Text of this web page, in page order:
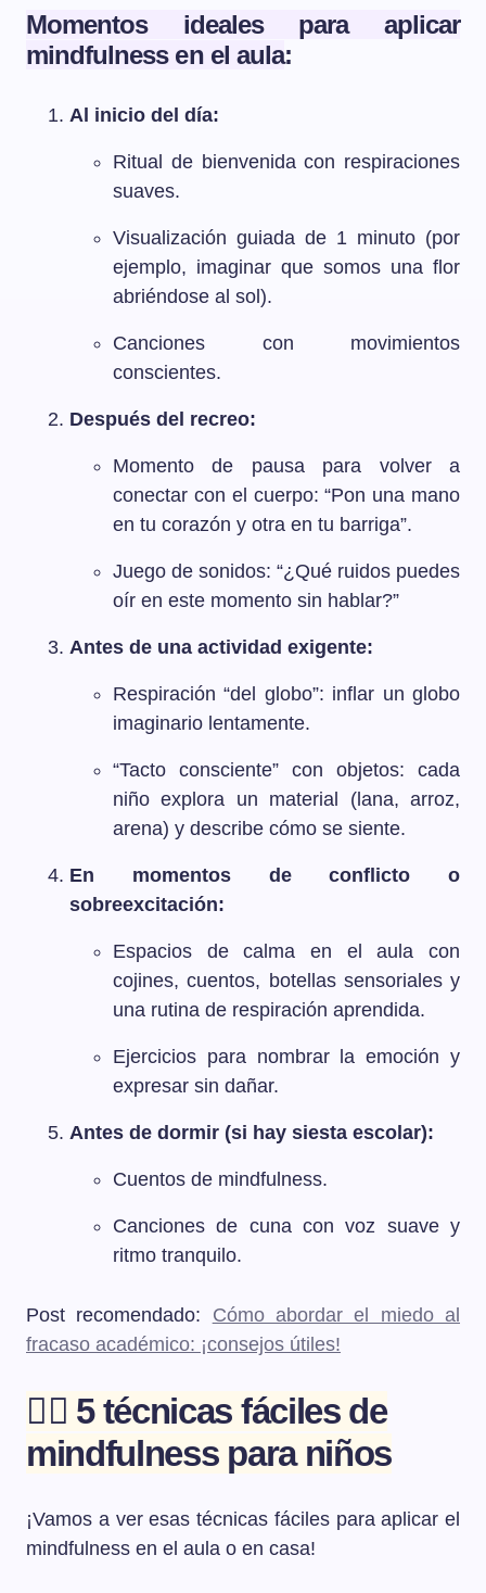
Momentos ideales para aplicar
mindfulness en el aula:
Al inicio del día:
Ritual de bienvenida con respiraciones
suaves.
Visualización guiada de 1 minuto (por
ejemplo, imaginar que somos una flor
abriéndose al sol).
Canciones con movimientos
conscientes.
Después del recreo:
Momento de pausa para volver a
conectar con el cuerpo: “Pon una mano
en tu corazón y otra en tu barriga”.
Juego de sonidos: “¿Qué ruidos puedes
oír en este momento sin hablar?”
Antes de una actividad exigente:
Respiración “del globo”: inflar un globo
imaginario lentamente.
“Tacto consciente” con objetos: cada
niño explora un material (lana, arroz,
arena) y describe cómo se siente.
En momentos de conflicto o
sobreexcitación:
Espacios de calma en el aula con
cojines, cuentos, botellas sensoriales y
una rutina de respiración aprendida.
Ejercicios para nombrar la emoción y
expresar sin dañar.
Antes de dormir (si hay siesta escolar):
Cuentos de mindfulness.
Canciones de cuna con voz suave y
ritmo tranquilo.
Post recomendado: Cómo abordar el miedo al
fracaso académico: ¡consejos útiles!
🧘‍♂️ 5 técnicas fáciles de
mindfulness para niños
¡Vamos a ver esas técnicas fáciles para aplicar el
mindfulness en el aula o en casa!